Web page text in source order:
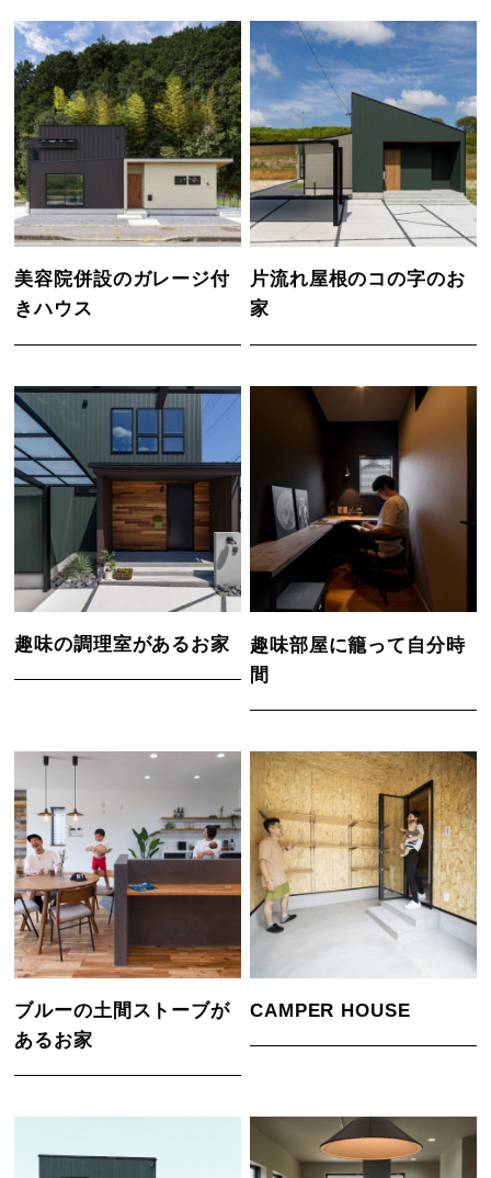
美容院併設のガレージ付
きハウス
片流れ屋根のコの字のお
家
趣味の調理室があるお家
趣味部屋に籠って自分時
間
ブルーの土間ストーブが
あるお家
CAMPER HOUSE